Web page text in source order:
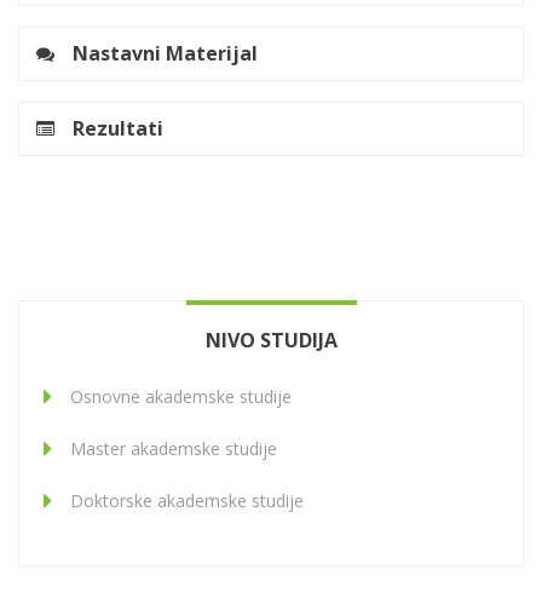
Nastavni Materijal
Rezultati
NIVO STUDIJA
Osnovne akademske studije
Master akademske studije
Doktorske akademske studije